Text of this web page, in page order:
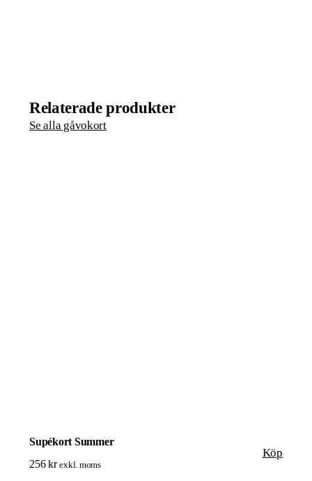
Relaterade produkter
Se alla gåvokort
Supékort Summer
256kr exkl. moms
Köp